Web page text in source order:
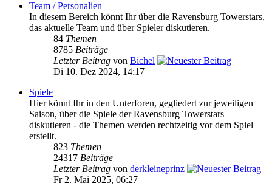
Team / Personalien
In diesem Bereich könnt Ihr über die Ravensburg Towerstars,
das aktuelle Team und über Spieler diskutieren.
84 Themen
8785 Beiträge
Letzter Beitrag von Bichel
Di 10. Dez 2024, 14:17
Spiele
Hier könnt Ihr in den Unterforen, gegliedert zur jeweiligen
Saison, über die Spiele der Ravensburg Towerstars
diskutieren - die Themen werden rechtzeitig vor dem Spiel
erstellt.
823 Themen
24317 Beiträge
Letzter Beitrag von derkleineprinz
Fr 2. Mai 2025, 06:27